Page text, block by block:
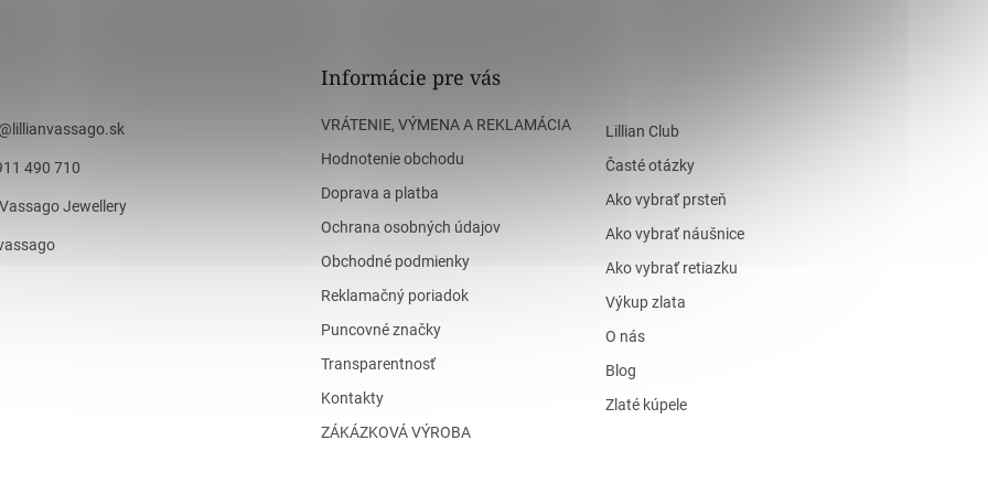
@ lillianvassago.sk
490 710
Jewellery
Informácie pre vás
VRÁTENIE, VÝMENA A REKLAMÁCIA
Hodnotenie obchodu
Doprava a platba
Ochrana osobných údajov
Obchodné podmienky
Reklamačný poriadok
Puncovné značky
Transparentnosť
Kontakty
ZÁKÁZKOVÁ VÝROBA
Lillian Club
Časté otázky
Ako vybrať prsteň
Ako vybrať náušnice
Ako vybrať retiazku
Výkup zlata
O nás
Blog
Zlaté kúpele